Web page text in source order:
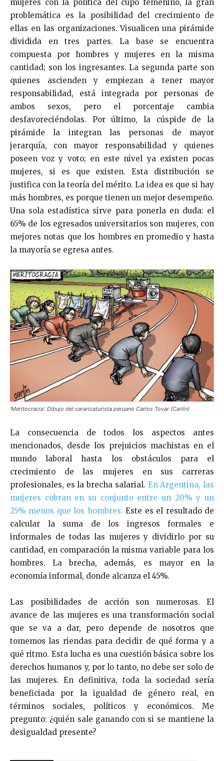
mujeres con la política del cupo femenino, la gran
problemática es la posibilidad del crecimiento de
ellas en las organizaciones. Visualicen una pirámide
dividida en tres partes. La base se encuentra
compuesta por hombres y mujeres en la misma
cantidad; son los ingresantes. La segunda parte son
quienes ascienden y empiezan a tener mayor
responsabilidad, está integrada por personas de
ambos sexos, pero el porcentaje cambia
desfavoreciéndolas. Por último, la cúspide de la
pirámide la integran las personas de mayor
jerarquía, con mayor responsabilidad y quienes
poseen voz y voto; en este nivel ya existen pocas
mujeres, si es que existen. Esta distribución se
justifica con la teoría del mérito. La idea es que si hay
más hombres, es porque tienen un mejor desempeño.
Una sola estadística sirve para ponerla en duda: el
65% de los egresados universitarios son mujeres, con
mejores notas que los hombres en promedio y hasta
la mayoría se egresa antes.
‘Meritocracia’. Dibujo del cararicaturista peruano Carlos Tovar (Carlín)
La consecuencia de todos los aspectos antes
mencionados, desde los prejuicios machistas en el
mundo laboral hasta los obstáculos para el
crecimiento de las mujeres en sus carreras
profesionales, es la brecha salarial. En Argentina, las
mujeres cobran en su conjunto entre un 20% y un
25% menos que los hombres. Este es el resultado de
calcular la suma de los ingresos formales e
informales de todas las mujeres y dividirlo por su
cantidad, en comparación la misma variable para los
hombres. La brecha, además, es mayor en la
economía informal, donde alcanza el 45%.
Las posibilidades de acción son numerosas. El
avance de las mujeres es una transformación social
que se va a dar, pero depende de nosotros que
tomemos las riendas para decidir de qué forma y a
qué ritmo. Esta lucha es una cuestión básica sobre los
derechos humanos y, por lo tanto, no debe ser solo de
las mujeres. En definitiva, toda la sociedad sería
beneficiada por la igualdad de género real, en
términos sociales, políticos y económicos. Me
pregunto: ¿quién sale ganando con si se mantiene la
desigualdad presente?